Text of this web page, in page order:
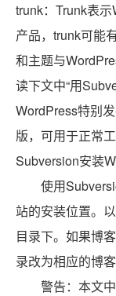
trunk：Trunk表
产品，trunk可能
和主题与
读下文中“用
WordPress特别
版，可用于正常
Subversion安装
使用
站的安装位置。
目录下。如果博
录改为相应的博客
警告：本文